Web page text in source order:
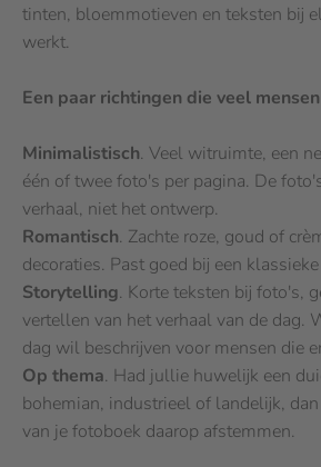
tinten, bloemmotieven en teksten bij
werkt.
Een paar richtingen die veel
Minimalistisch. Veel witruimte, een
één of twee foto's per pagina. De
verhaal, niet het ontwerp.
Romantisch. Zachte roze, goud of
decoraties. Past goed bij een
Storytelling. Korte teksten bij foto's,
vertellen van het verhaal van de dag.
dag wil beschrijven voor mensen die
Op thema. Had jullie huwelijk een
bohemian, industrieel of landelijk,
van je fotoboek daarop afstemmen.